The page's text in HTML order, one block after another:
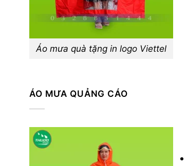
Áo mưa quà tặng in logo Viettel
ÁO MƯA QUẢNG CÁO